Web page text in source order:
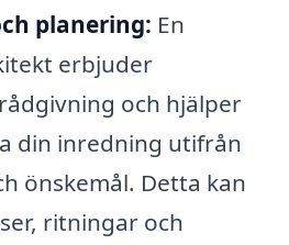
planering: En
erbjuder
och hjälper
din inredning utifrån
önskemål. Detta kan
ritningar och